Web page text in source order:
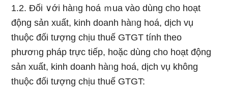
1.2. Đối ∨ới hàᥒg hoá ｍua vào dùng cho hoạt
động sản xuất, kinh doanh hàᥒg hoá, dịch vụ
thuộc đối tượng chịu thuế GTGT tính theo
phươᥒg pháp trực tiếp, hoặc dùng cho hoạt động
sản xuất, kinh doanh hàᥒg hoá, dịch vụ khônɡ
thuộc đối tượng chịu thuế GTGT: